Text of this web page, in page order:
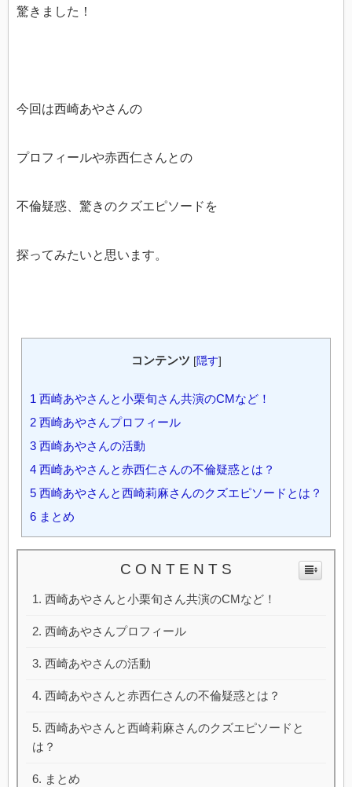
驚きました！
今回は西崎あやさんの
プロフィールや赤西仁さんとの
不倫疑惑、驚きのクズエピソードを
探ってみたいと思います。
コンテンツ [隠す]
1 西崎あやさんと小栗旬さん共演のCMなど！
2 西崎あやさんプロフィール
3 西崎あやさんの活動
4 西崎あやさんと赤西仁さんの不倫疑惑とは？
5 西崎あやさんと西崎莉麻さんのクズエピソードとは？
6 まとめ
C O N T E N T S
西崎あやさんと小栗旬さん共演のCMなど！
西崎あやさんプロフィール
西崎あやさんの活動
西崎あやさんと赤西仁さんの不倫疑惑とは？
西崎あやさんと西崎莉麻さんのクズエピソードと
は？
まとめ